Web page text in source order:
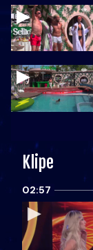
Klipe
02:57